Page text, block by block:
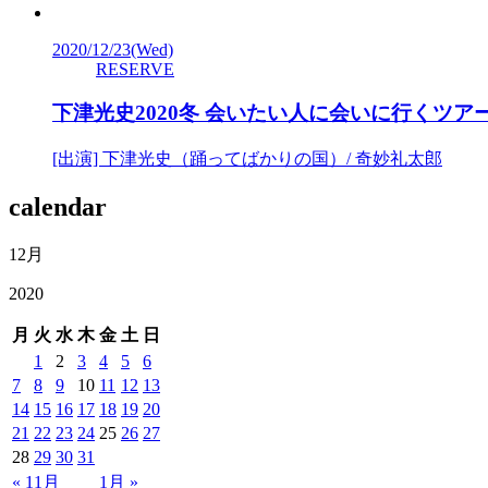
2020/12/23(Wed)
RESERVE
下津光史2020冬 会いたい人に会いに行くツア
[出演] 下津光史（踊ってばかりの国）/ 奇妙礼太郎
calendar
12月
2020
月 火 水 木 金 土 日
« 11月 1月 »
1 2 3 4 5
6
7
8 9 10 11 12 13
14 15 16 17 18 19 20
21 22 23 24 25 26 27
28 29 30 31